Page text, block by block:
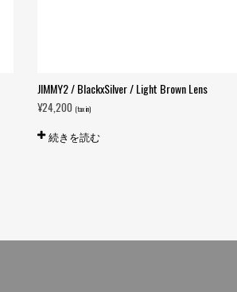
JIMMY2 / BlackxSilver / Light Brown Lens
¥24,200 (tax in)
続きを読む